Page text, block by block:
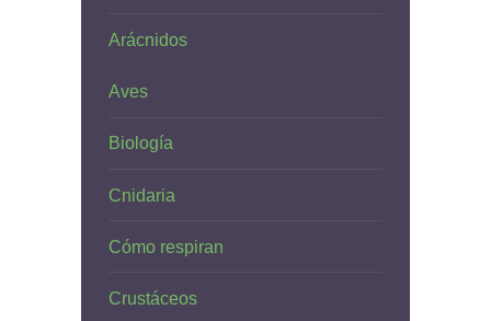
Arácnidos
Aves
Biología
Cnidaria
Cómo respiran
Crustáceos